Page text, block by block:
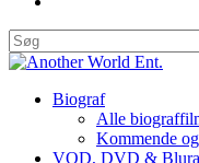
Biograf
Alle
Kommende
VOD, DVD &